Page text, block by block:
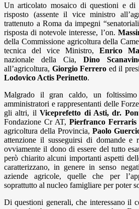
Un articolato mosaico di questioni e di
risposto (assente il vice ministro
trattenuto a Roma da impegni
risposta di notevole interesse, l’on.
della Commissione agricoltura della
tecnica del vice Ministro, Enrico
nazionale della Cia, Dino
all’agricoltura, Giorgio Ferrero ed il
Lodovico Actis Perinetto.
Malgrado il gran caldo, un
amministratori e rappresentanti delle
gli altri, il Viceprefetto di Asti, dr.
Fondazione Cr AT, Pierfranco Ferraris
agricoltura della Provincia, Paolo
attenzione il susseguirsi di domande e
ovviamente il dono di essere del tutto
però chiarito alcuni importanti aspetti
caratterizzano, in genere in senso
aziende agricole, quelle che per
soprattutto al nucleo famigliare per poter
Di questioni generali, che interessano il